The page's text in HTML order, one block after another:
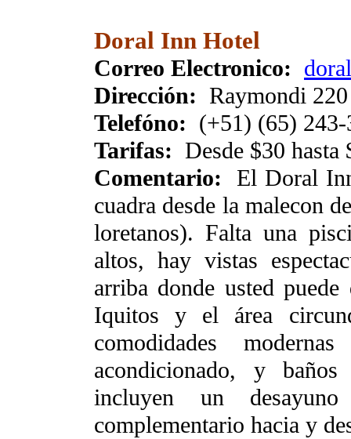
Doral Inn Hotel
Correo Electronico:
Dirección: Raymondi 220
Telefóno: (+51) (65) 243-
Tarifas: Desde $30 hasta
Comentario: El Doral
cuadra desde la malecon
loretanos). Falta una
altos, hay vistas
arriba donde usted
Iquitos y el área
comodidades
acondicionado, y
incluyen un
complementario hacia y